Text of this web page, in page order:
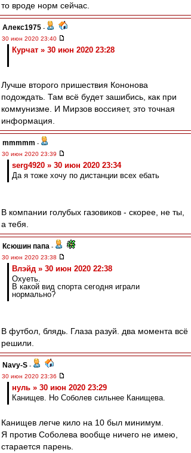
то вроде норм сейчас.
Алекс1975 -
30 июн 2020 23:40
Курчат » 30 июн 2020 23:28
Лучше второго пришествия Кононова
подождать. Там всё будет зашибись, как при
коммунизме. И Мирзов воссияет, это точная
информация.
mmmmm -
30 июн 2020 23:39
serg4920 » 30 июн 2020 23:34
Да я тоже хочу по дистанции всех ебать
В компании голубых газовиков - скорее, не ты,
а тебя.
Ксюшин папа -
30 июн 2020 23:38
Влэйд » 30 июн 2020 22:38
Охуеть.
В какой вид спорта сегодня играли
нормально?
В футбол, блядь. Глаза разуй. два момента всё
решили.
Navy-S -
30 июн 2020 23:36
нуль » 30 июн 2020 23:29
Канищев. Но Соболев сильнее Канищева.
Канищев легче кило на 10 был минимум.
Я против Соболева вообще ничего не имею,
старается парень.